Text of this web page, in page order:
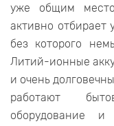
уже общим
активно отбирает
без которого
Литий-ионные
и очень
работают
оборудование